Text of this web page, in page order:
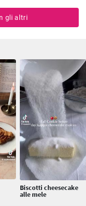
gli altri
Biscotti cheesecake
alle mele